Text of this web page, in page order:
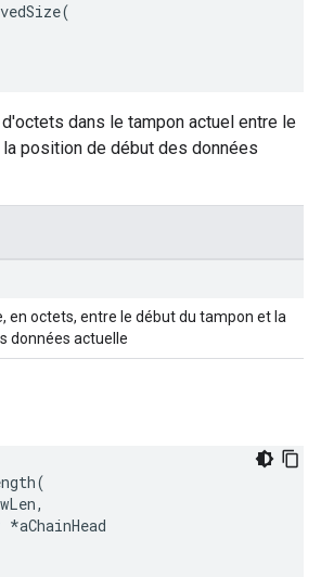
(
dans le tampon actuel entre le
position de début des données
en octets, entre le début du tampon et la
données actuelle
*aChainHead